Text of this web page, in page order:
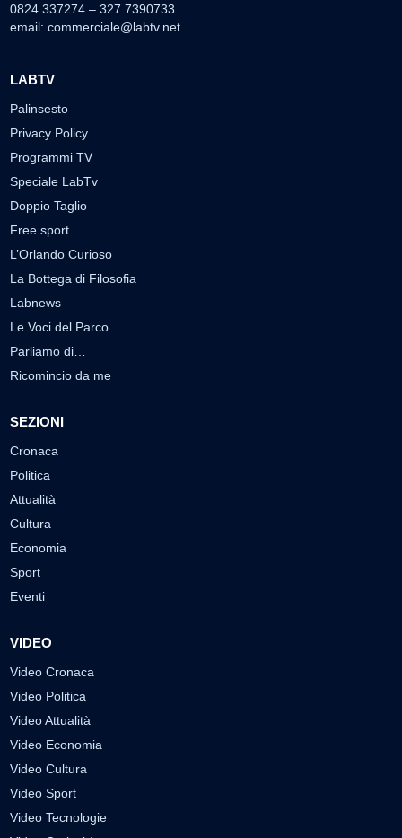
0824.337274 – 327.7390733
email: commerciale@labtv.net
LABTV
Palinsesto
Privacy Policy
Programmi TV
Speciale LabTv
Doppio Taglio
Free sport
L’Orlando Curioso
La Bottega di Filosofia
Labnews
Le Voci del Parco
Parliamo di…
Ricomincio da me
SEZIONI
Cronaca
Politica
Attualità
Cultura
Economia
Sport
Eventi
VIDEO
Video Cronaca
Video Politica
Video Attualità
Video Economia
Video Cultura
Video Sport
Video Tecnologie